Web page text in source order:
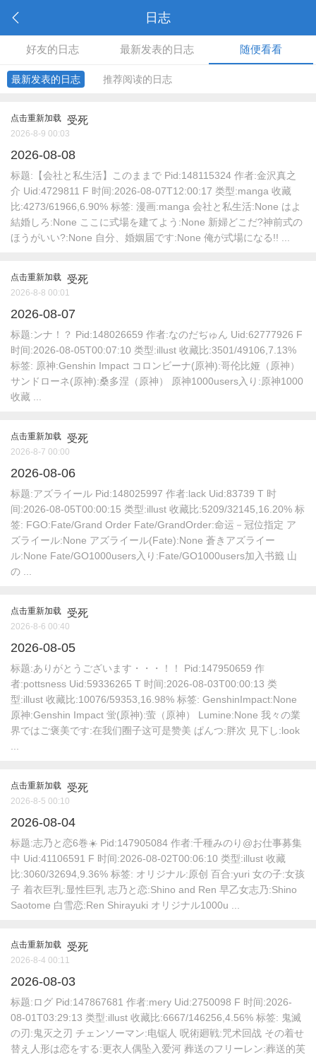
日志
好友的日志 最新发表的日志 随便看看
最新发表的日志 推荐阅读的日志
点击重新加载 受死
2026-8-9 00:03
2026-08-08
标题:【会社と私生活】このままで Pid:148115324 作者:金沢真之
介 Uid:4729811 F 时间:2026-08-07T12:00:17 类型:manga 收藏
比:4273/61966,6.90% 标签: 漫画:manga 会社と私生活:None はよ
結婚しろ:None ここに式場を建てよう:None 新婦どこだ?神前式の
ほうがいい?:None 自分、婚姻届です:None 俺が式場になる!! ...
点击重新加载 受死
2026-8-8 00:01
2026-08-07
标题:ンナ！？ Pid:148026659 作者:なのだぢゅん Uid:62777926 F
时间:2026-08-05T00:07:10 类型:illust 收藏比:3501/49106,7.13%
标签: 原神:Genshin Impact コロンビーナ(原神):哥伦比娅（原神）
サンドローネ(原神):桑多涅（原神） 原神1000users入り:原神1000
收藏 ...
点击重新加载 受死
2026-8-7 00:00
2026-08-06
标题:アズライール Pid:148025997 作者:lack Uid:83739 T 时
间:2026-08-05T00:00:15 类型:illust 收藏比:5209/32145,16.20% 标
签: FGO:Fate/Grand Order Fate/GrandOrder:命运－冠位指定 ア
ズライール:None アズライール(Fate):None 蒼きアズライー
ル:None Fate/GO1000users入り:Fate/GO1000users加入书籤 山
の ...
点击重新加载 受死
2026-8-6 00:40
2026-08-05
标题:ありがとうございます・・・！！ Pid:147950659 作
者:pottsness Uid:59336265 T 时间:2026-08-03T00:00:13 类
型:illust 收藏比:10076/59353,16.98% 标签: GenshinImpact:None
原神:Genshin Impact 蛍(原神):萤（原神） Lumine:None 我々の業
界ではご褒美です:在我们圈子这可是赞美 ぱんつ:胖次 見下し:look
点击重新加载 受死
2026-8-5 00:10
2026-08-04
标题:志乃と恋6巻☀️ Pid:147905084 作者:千種みのり@お仕事募集
中 Uid:41106591 F 时间:2026-08-02T00:06:10 类型:illust 收藏
比:3060/32694,9.36% 标签: オリジナル:原创 百合:yuri 女の子:女孩
子 着衣巨乳:显性巨乳 志乃と恋:Shino and Ren 早乙女志乃:Shino
Saotome 白雪恋:Ren Shirayuki オリジナル1000u ...
点击重新加载 受死
2026-8-4 00:11
2026-08-03
标题:ログ Pid:147867681 作者:mery Uid:2750098 F 时间:2026-
08-01T03:29:13 类型:illust 收藏比:6667/146256,4.56% 标签: 鬼滅
の刃:鬼灭之刃 チェンソーマン:电锯人 呪術廻戦:咒术回战 その着せ
替え人形は恋をする:更衣人偶坠入爱河 葬送のフリーレン:葬送的芙